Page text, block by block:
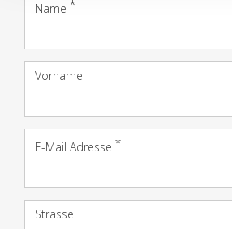
Name
Vorname
E-Mail Adresse
Adres­
Strasse